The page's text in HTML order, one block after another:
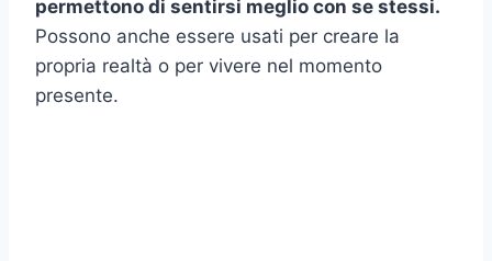
permettono di sentirsi meglio con se stessi.
Possono anche essere usati per creare la
propria realtà o per vivere nel momento
presente.